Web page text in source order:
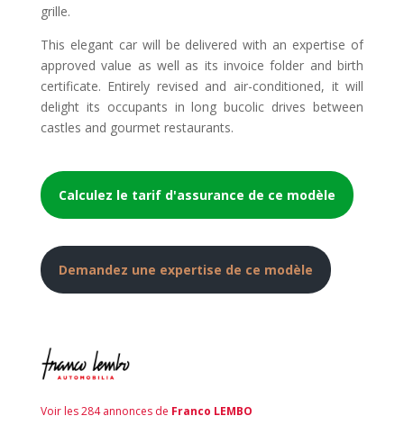
grille.
This elegant car will be delivered with an expertise of
approved value as well as its invoice folder and birth
certificate. Entirely revised and air-conditioned, it will
delight its occupants in long bucolic drives between
castles and gourmet restaurants.
Calculez le tarif d'assurance de ce modèle
Demandez une expertise de ce modèle
Voir les 284 annonces de Franco LEMBO